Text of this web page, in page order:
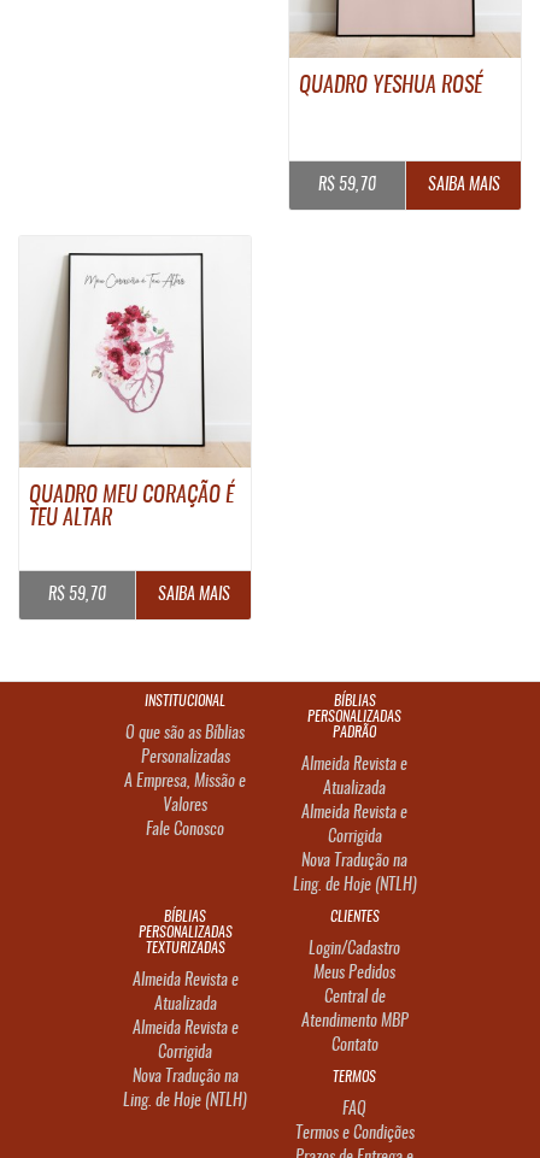
QUADRO YESHUA ROSÉ
R$ 59,70 SAIBA MAIS
QUADRO MEU CORAÇÃO É
TEU ALTAR
R$ 59,70 SAIBA MAIS
INSTITUCIONAL
O que são as Bíblias
Personalizadas
A Empresa, Missão e
Valores
Fale Conosco
BÍBLIAS
PERSONALIZADAS
PADRÃO
Almeida Revista e
Atualizada
Almeida Revista e
Corrigida
Nova Tradução na
Ling. de Hoje (NTLH)
BÍBLIAS
PERSONALIZADAS
TEXTURIZADAS
Almeida Revista e
Atualizada
Almeida Revista e
Corrigida
Nova Tradução na
Ling. de Hoje (NTLH)
CLIENTES
Login/Cadastro
Meus Pedidos
Central de
Atendimento MBP
Contato
TERMOS
FAQ
Termos e Condições